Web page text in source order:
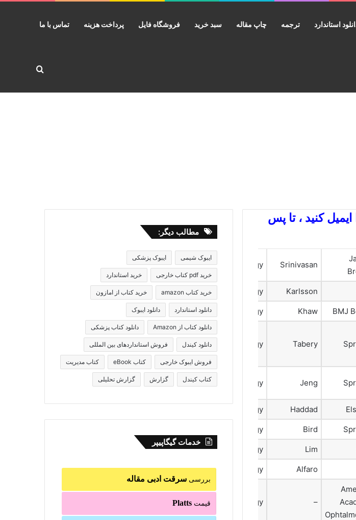
استاندارد ترجمه چاپ مقاله سبد خرید فروشگاه فایل پرداخت هزینه تماس با ما
جستجو
کنید ، تا پس
Srinivasan
Ophtalmology
Karlsson
Ophtalmology
Khaw
Ophtalmology
Tabery
Ophtalmology
Jeng
Ophtalmology
Haddad
Ophtalmology
Bird
Ophtalmology
Lim
Ophtalmology
Alfaro
Ophtalmology
–
Ophtalmology
مطالب دیگر:
ایبوک شیمی ایبوک پزشکی
خرید pdf کتاب خارجی خرید استاندارد
خرید کتاب amazon خرید کتاب از امازون
دانلود استاندارد دانلود ایبوک
دانلود کتاب از Amazon دانلود کتاب پزشکی
دانلود کیندل فروش استانداردهای بین المللی
فروش ایبوک خارجی کتاب eBook کتاب مدیریت
کتاب کیندل گزارش گزارش تحلیلی
خدمات گیگاپیپر
بررسیسرقت ادبی مقاله
قیمتPlatts